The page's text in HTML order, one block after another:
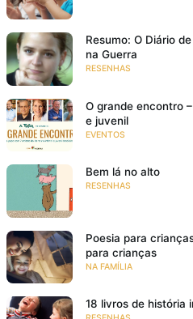
Resumo: O Diário
na Guerra
RESENHAS
O grande encontro
e juvenil
EVENTOS
Bem lá no alto
RESENHAS
Poesia para
para crianças
NA FAMÍLIA
18 livros de história